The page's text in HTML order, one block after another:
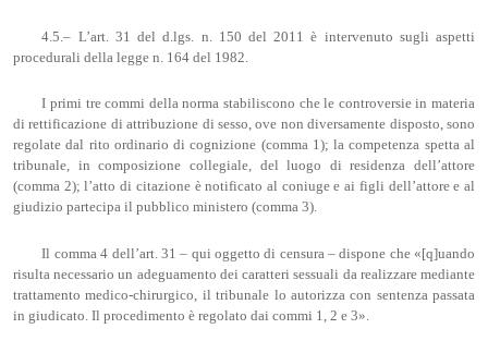
4.5.– L’art. 31 del d.lgs. n. 150 del 2011 è intervenuto sugli aspetti
procedurali della legge n. 164 del 1982.
I primi tre commi della norma stabiliscono che le controversie in materia
di rettificazione di attribuzione di sesso, ove non diversamente disposto, sono
regolate dal rito ordinario di cognizione (comma 1); la competenza spetta al
tribunale, in composizione collegiale, del luogo di residenza dell’attore
(comma 2); l’atto di citazione è notificato al coniuge e ai figli dell’attore e al
giudizio partecipa il pubblico ministero (comma 3).
Il comma 4 dell’art. 31 – qui oggetto di censura – dispone che «[q]uando
risulta necessario un adeguamento dei caratteri sessuali da realizzare mediante
trattamento medico-chirurgico, il tribunale lo autorizza con sentenza passata
in giudicato. Il procedimento è regolato dai commi 1, 2 e 3».